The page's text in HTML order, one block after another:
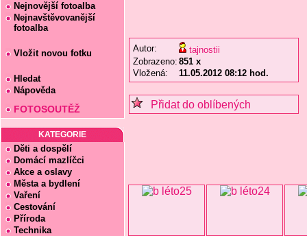
Nejnovější fotoalba
Nejnavštěvovanější
fotoalba
Vložit novou fotku
Hledat
Nápověda
FOTOSOUTĚŽ
KATEGORIE
Děti a dospělí
Domácí mazlíčci
Akce a oslavy
Města a bydlení
Vaření
Cestování
Příroda
Technika
Autor:
tajnostii
Zobrazeno: 851 x
Vložená:
11.05.2012 08:12 hod.
Přidat do oblíbených